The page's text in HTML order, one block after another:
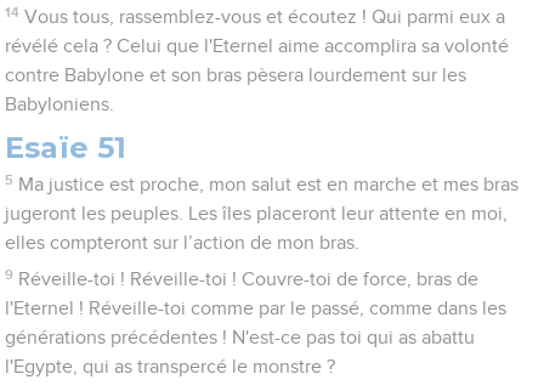
14 Vous tous, rassemblez-vous et écoutez ! Qui parmi eux a
révélé cela ? Celui que l'Eternel aime accomplira sa volonté
contre Babylone et son bras pèsera lourdement sur les
Babyloniens.
Esaïe 51
5 Ma justice est proche, mon salut est en marche et mes bras
jugeront les peuples. Les îles placeront leur attente en moi,
elles compteront sur l’action de mon bras.
9 Réveille-toi ! Réveille-toi ! Couvre-toi de force, bras de
l'Eternel ! Réveille-toi comme par le passé, comme dans les
générations précédentes ! N'est-ce pas toi qui as abattu
l'Egypte, qui as transpercé le monstre ?